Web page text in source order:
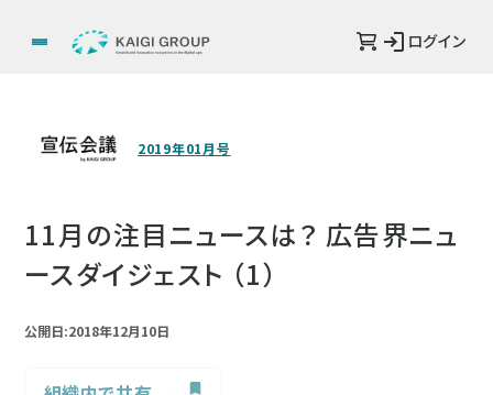
ログイン
2019年01月号
11月の注目ニュースは？ 広告界ニュ
ースダイジェスト （1）
公開日:2018年12月10日